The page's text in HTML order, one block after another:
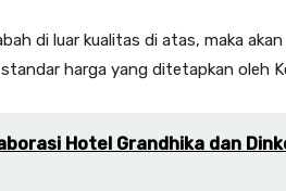
di luar kualitas di atas, maka
harga yang ditetapkan oleh
Hotel Grandhika dan